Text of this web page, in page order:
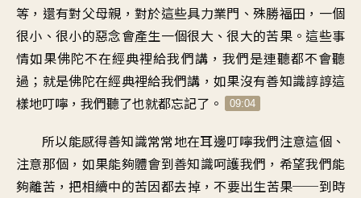
等 ， 還有對父母親 ，對於這些具力業門、殊勝福田 ， 一個
很小、很小的惡念會產生一個很大、很大的苦果 。 這些事
情如果佛陀不在經典裡給我們講 ， 我們是連聽都不會聽
過 ； 就是佛陀在經典裡給我們講 ，如果沒有善知識諄諄這
樣地叮嚀 ， 我們聽了也就都忘記了 。 09:04
所以能感得善知識常常地在耳邊叮嚀我們注意這個、
注意那個 ， 如果能夠體會到善知識呵護我們 ， 希望我們能
夠離苦 ，把相續中的苦因都去掉， 不要出生苦果──到時